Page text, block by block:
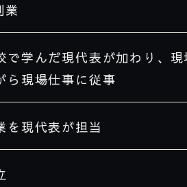
業
で学んだ現代表が加わり、
ら現場仕事に従事
を現代表が担当